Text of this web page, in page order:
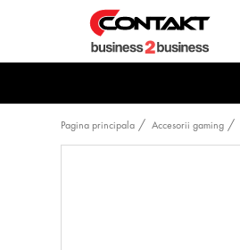
Pagina principala Accesorii gaming